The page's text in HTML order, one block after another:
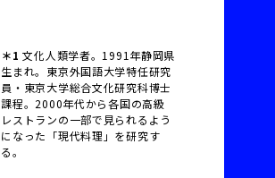
＊1 文化人類学者。1991年静岡県
生まれ。東京外国語大学特任研究
員・東京大学総合文化研究科博士
課程。2000年代から各国の高級
レストランの一部で見られるよう
になった「現代料理」を研究す
る。